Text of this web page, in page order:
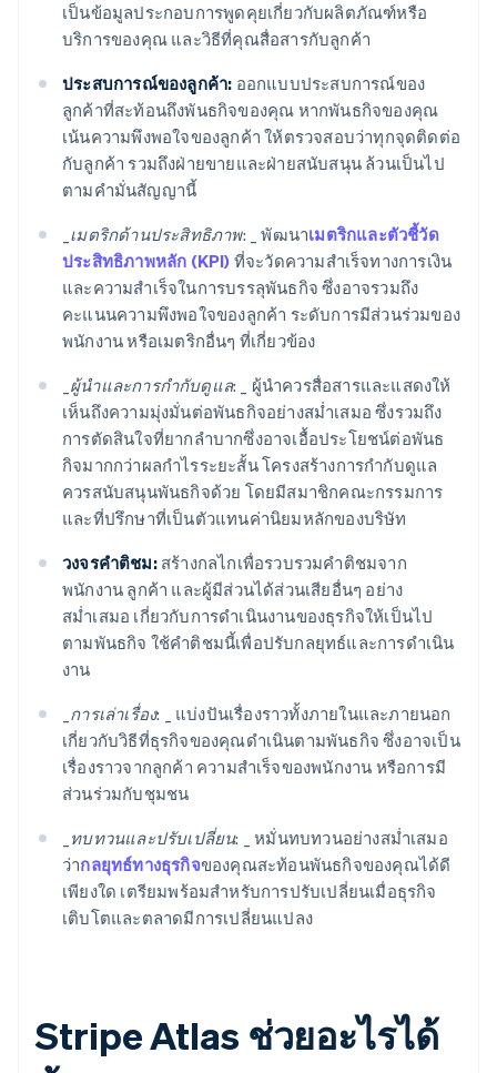
เป็นข้อมูลประกอบการพูดคุยเกี่ยวกับผลิตภัณฑ์หรือ
บริการของคุณ และวิธีที่คุณสื่อสารกับลูกค้า
ประสบการณ์ของลูกค้า: ออกแบบประสบการณ์ของ
ลูกค้าที่สะท้อนถึงพันธกิจของคุณ หากพันธกิจของคุณ
เน้นความพึงพอใจของลูกค้า ให้ตรวจสอบว่าทุกจุดติดต่อ
กับลูกค้า รวมถึงฝ่ายขายและฝ่ายสนับสนุน ล้วนเป็นไป
ตามคำมั่นสัญญานี้
เมตริกด้านประสิทธิภาพ: _ พัฒนาเมตริกและตัวชี้วัด
ประสิทธิภาพหลัก (KPI) ที่จะวัดความสำเร็จทางการเงิน
และความสำเร็จในการบรรลุพันธกิจ ซึ่งอาจรวมถึง
คะแนนความพึงพอใจของลูกค้า ระดับการมีส่วนร่วมของ
พนักงาน หรือเมตริกอื่นๆ ที่เกี่ยวข้อง
ผู้นำและการกำกับดูแล: _
ผู้นำควรสื่อสารและแสดงให้
เห็นถึงความมุ่งมั่นต่อพันธกิจอย่างสม่ำเสมอ ซึ่งรวมถึง
การตัดสินใจที่ยากลำบากซึ่งอาจเอื้อประโยชน์ต่อพันธ
กิจมากกว่าผลกำไรระยะสั้น โครงสร้างการกำกับดูแล
ควรสนับสนุนพันธกิจด้วย โดยมีสมาชิกคณะกรรมการ
และที่ปรึกษาที่เป็นตัวแทนค่านิยมหลักของบริษัท
วงจรคำติชม:สร้างกลไกเพื่อรวบรวมคำติชมจาก
พนักงาน ลูกค้า และผู้มีส่วนได้ส่วนเสียอื่นๆ อย่าง
สม่ำเสมอ เกี่ยวกับการดำเนินงานของธุรกิจให้เป็นไป
ตามพันธกิจ ใช้คำติชมนี้เพื่อปรับกลยุทธ์และการดำเนิน
งาน
การเล่าเรื่อง: _
แบ่งปันเรื่องราวทั้งภายในและภายนอก
เกี่ยวกับวิธีที่ธุรกิจของคุณดำเนินตามพันธกิจ ซึ่งอาจเป็น
เรื่องราวจากลูกค้า ความสำเร็จของพนักงาน หรือการมี
ส่วนร่วมกับชุมชน
ทบทวนและปรับเปลี่ยน: _
หมั่นทบทวนอย่างสม่ำเสมอ
ว่ากลยุทธ์ทางธุรกิจของคุณสะท้อนพันธกิจของคุณได้ดี
เพียงใด เตรียมพร้อมสำหรับการปรับเปลี่ยนเมื่อธุรกิจ
เติบโตและตลาดมีการเปลี่ยนแปลง
Stripe Atlas ช่วยอะไรได้